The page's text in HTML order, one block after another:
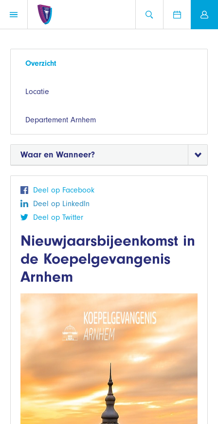
Overzicht
Locatie
Departement Arnhem
Waar en Wanneer?
Deel op Facebook
Deel op LinkedIn
Deel op Twitter
Nieuwjaarsbijeenkomst in
de Koepelgevangenis
Arnhem